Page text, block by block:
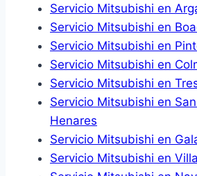
Servicio Mitsubishi en
Servicio Mitsubishi en
Servicio Mitsubishi en
Servicio Mitsubishi en
Servicio Mitsubishi en
Servicio Mitsubishi en
Henares
Servicio Mitsubishi en
Servicio Mitsubishi en